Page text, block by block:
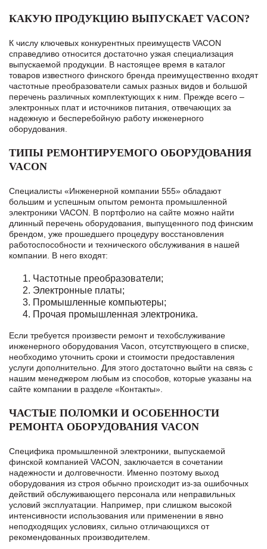
КАКУЮ ПРОДУКЦИЮ ВЫПУСКАЕТ VACON?
К числу ключевых конкурентных преимуществ VACON
справедливо относится достаточно узкая специализация
выпускаемой продукции. В настоящее время в каталог
товаров известного финского бренда преимущественно входят
частотные преобразователи самых разных видов и большой
перечень различных комплектующих к ним. Прежде всего –
электронных плат и источников питания, отвечающих за
надежную и бесперебойную работу инженерного
оборудования.
ТИПЫ РЕМОНТИРУЕМОГО ОБОРУДОВАНИЯ
VACON
Специалисты «Инженерной компании 555» обладают
большим и успешным опытом ремонта промышленной
электроники VACON. В портфолио на сайте можно найти
длинный перечень оборудования, выпущенного под финским
брендом, уже прошедшего процедуру восстановления
работоспособности и технического обслуживания в нашей
компании. В него входят:
Частотные преобразователи;
Электронные платы;
Промышленные компьютеры;
Прочая промышленная электроника.
Если требуется произвести ремонт и техобслуживание
инженерного оборудования Vacon, отсутствующего в списке,
необходимо уточнить сроки и стоимости предоставления
услуги дополнительно. Для этого достаточно выйти на связь с
нашим менеджером любым из способов, которые указаны на
сайте компании в разделе «Контакты».
ЧАСТЫЕ ПОЛОМКИ И ОСОБЕННОСТИ
РЕМОНТА ОБОРУДОВАНИЯ VACON
Специфика промышленной электроники, выпускаемой
финской компанией VACON, заключается в сочетании
надежности и долговечности. Именно поэтому выход
оборудования из строя обычно происходит из-за ошибочных
действий обслуживающего персонала или неправильных
условий эксплуатации. Например, при слишком высокой
интенсивности использования или применении в явно
неподходящих условиях, сильно отличающихся от
рекомендованных производителем.